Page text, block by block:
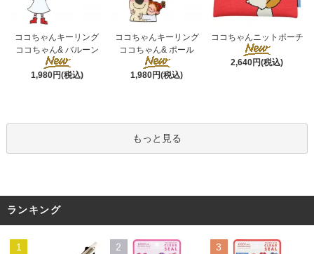
ココちゃんキーリング
ココちゃん& バルーン
1,980円(税込)
ココちゃんキーリング
ココちゃん& ポール
1,980円(税込)
ココちゃんニットポーチ
2,640円(税込)
もっと見る
ランキング
1 2 3